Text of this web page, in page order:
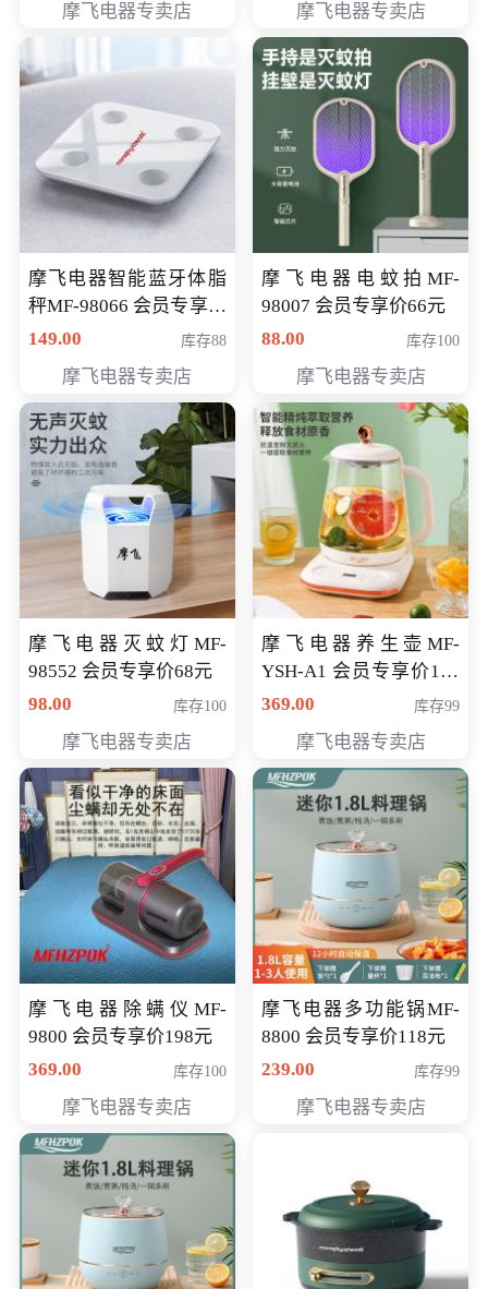
摩飞电器专卖店 摩飞电器专卖店
摩飞电器智能蓝牙体脂
秤MF-98066 会员专享价
98元
149.00 库存88
摩飞电器专卖店
摩飞电器电蚊拍MF-
98007 会员专享价66元
88.00
库存100
摩飞电器专卖店
摩飞电器灭蚊灯MF-
98552 会员专享价68元
98.00
库存100
摩飞电器专卖店
摩飞电器养生壶MF-
YSH-A1 会员专享价198
元
369.00 库存99
摩飞电器专卖店
摩飞电器除螨仪MF-
9800 会员专享价198元
369.00
库存100
摩飞电器专卖店
摩飞电器多功能锅MF-
8800 会员专享价118元
239.00
库存99
摩飞电器专卖店